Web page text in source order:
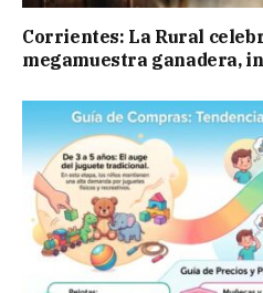
Corrientes: La Rural
megamuestra ganadera,